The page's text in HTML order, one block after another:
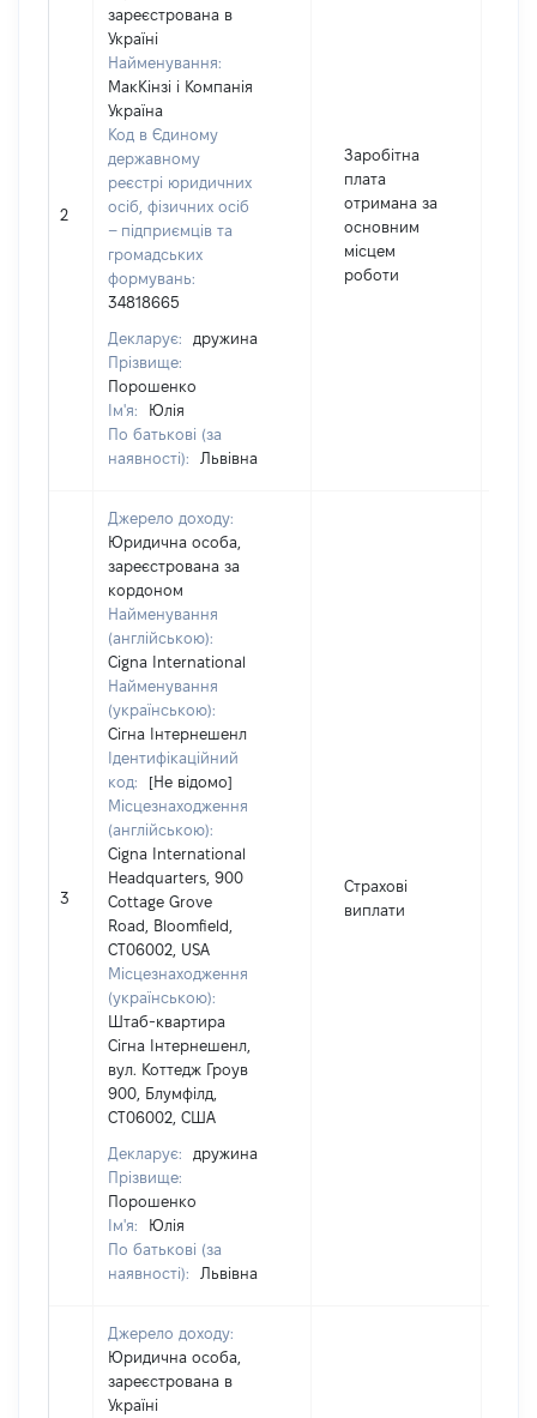
2
зареєстрована в
Україні
Найменування:
МакКінзі і Компанія
Україна
Код в Єдиному
державному
реєстрі юридичних
осіб, фізичних осіб
– підприємців та
громадських
формувань:
34818665
Декларує:
дружина
Прізвище:
Порошенко
Ім'я:
Юлія
По батькові (за
наявності):
Львівна
Заробітна
плата
отримана за
основним
місцем
роботи
3
Джерело доходу:
Юридична особа,
зареєстрована за
кордоном
Найменування
(англійською):
Cigna International
Найменування
(українською):
Сігна Інтернешенл
Ідентифікаційний
код:
[Не відомо]
Місцезнаходження
(англійською):
Cigna International
Headquarters, 900
Cottage Grove
Road, Bloomfield,
CT06002, USA
Місцезнаходження
(українською):
Штаб-квартира
Сігна Інтернешенл,
вул. Коттедж Гроув
900, Блумфілд,
СТ06002, США
Декларує:
дружина
Прізвище:
Порошенко
Ім'я:
Юлія
По батькові (за
наявності):
Львівна
Страхові
виплати
Джерело доходу:
Юридична особа,
зареєстрована в
Україні